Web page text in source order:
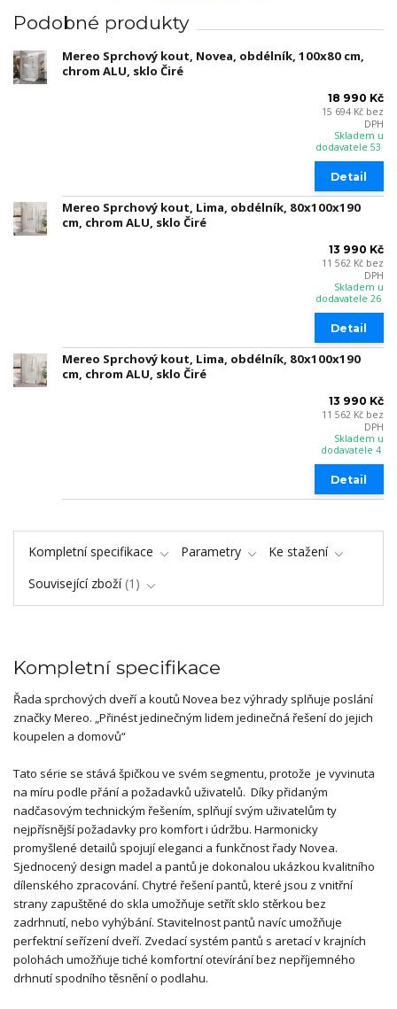
Podobné produkty
Mereo Sprchový kout, Novea, obdélník, 100x80 cm,
chrom ALU, sklo Čiré
18 990 Kč
15 694 Kč bez
DPH
Skladem u
dodavatele 53
Detail
Mereo Sprchový kout, Lima, obdélník, 80x100x190
cm, chrom ALU, sklo Čiré
13 990 Kč
11 562 Kč bez
DPH
Skladem u
dodavatele 26
Detail
Mereo Sprchový kout, Lima, obdélník, 80x100x190
cm, chrom ALU, sklo Čiré
13 990 Kč
11 562 Kč bez
DPH
Skladem u
dodavatele 4
Detail
Kompletní specifikace Parametry
Ke stažení
Související zboží 1
Kompletní specifikace
Řada sprchových dveří a koutů Novea bez výhrady splňuje poslání
značky Mereo. „Přinést jedinečným lidem jedinečná řešení do jejich
koupelen a domovů“
Tato série se stává špičkou ve svém segmentu, protože je vyvinuta
na míru podle přání a požadavků uživatelů. Díky přidaným
nadčasovým technickým řešením, splňují svým uživatelům ty
nejpřísnější požadavky pro komfort i údržbu. Harmonicky
promyšlené detailů spojují eleganci a funkčnost řady Novea.
Sjednocený design madel a pantů je dokonalou ukázkou kvalitního
dílenského zpracování. Chytré řešení pantů, které jsou z vnitřní
strany zapuštěné do skla umožňuje setřít sklo stěrkou bez
zadrhnutí, nebo vyhýbání. Stavitelnost pantů navíc umožňuje
perfektní seřízení dveří. Zvedací systém pantů s aretací v krajních
polohách umožňuje tiché komfortní otevírání bez nepříjemného
drhnutí spodního těsnění o podlahu.